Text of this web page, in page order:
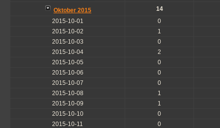
Oktober 2015
14
2015-10-01
0
2015-10-02
1
2015-10-03
0
2015-10-04
2
2015-10-05
0
2015-10-06
0
2015-10-07
0
2015-10-08
1
2015-10-09
1
2015-10-10
0
2015-10-11
0